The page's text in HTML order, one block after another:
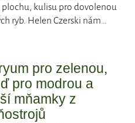
kulisu pro dovolenou
ryb. Helen Czerski nám…
pro zelenou,
pro modrou a
mňamky z